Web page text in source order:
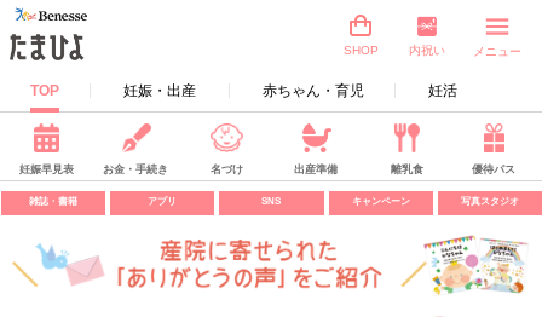
TOP 妊娠・出産 赤ちゃん・育児 妊活
SHOP 内祝い メニュー
妊娠早見表 お金・手続き 名づけ 出産準備 離乳食 優待パス
雑誌・書籍 アプリ SNS キャンペーン 写真スタジオ